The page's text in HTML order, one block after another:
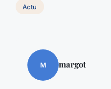
Actu
M margot